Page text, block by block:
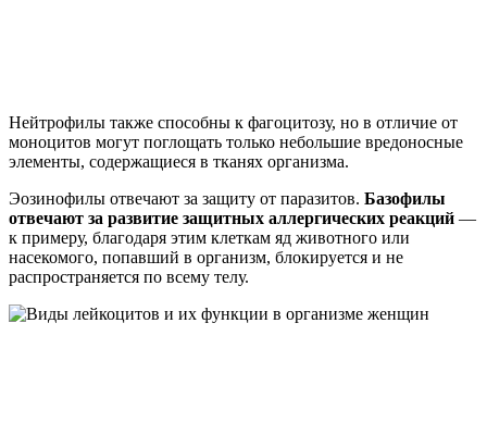
Нейтрофилы также способны к фагоцитозу, но в отличие от
моноцитов могут поглощать только небольшие вредоносные
элементы, содержащиеся в тканях организма.
Эозинофилы отвечают за защиту от паразитов. Базофилы
отвечают за развитие защитных аллергических реакций —
к примеру, благодаря этим клеткам яд животного или
насекомого, попавший в организм, блокируется и не
распространяется по всему телу.